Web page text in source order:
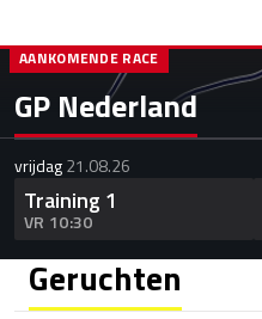
GP Nederland
AANKOMENDE RACE
vrijdag21.08.26
Training 1
VR 10:30
Geruchten